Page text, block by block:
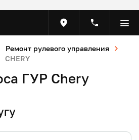
Ремонт рулевого управления
CHERY
ГУР Chery